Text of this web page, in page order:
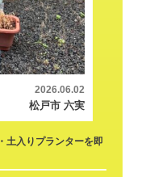
2026.06.02
松戸市 六実
土入りプランターを即